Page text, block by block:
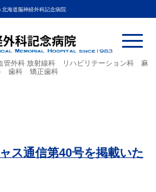
海道脳神経外科記念病院
管外科 放射線科 リハビリテーション科 麻
歯科 矯正歯科
ス通信第40号を掲載いた